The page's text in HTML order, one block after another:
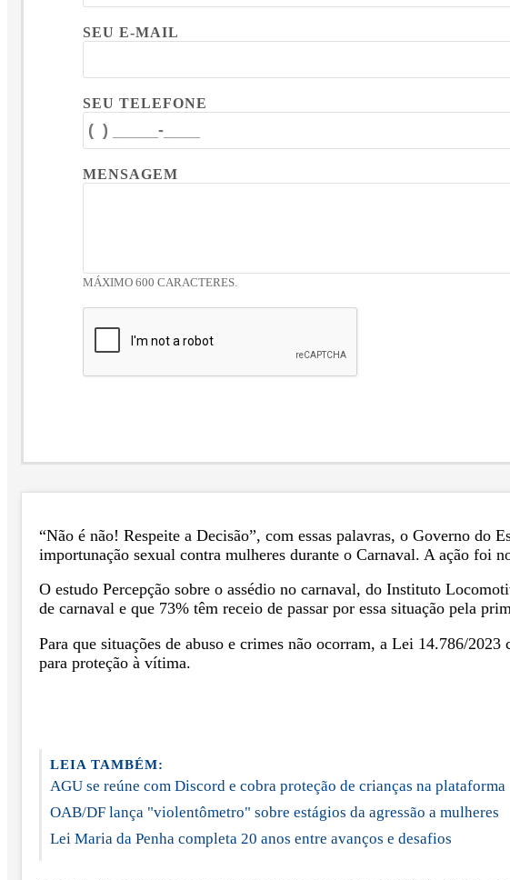
SEU E-MAIL
SEU TELEFONE
MENSAGEM
MÁXIMO 600 CARACTERES.
“Não é não! Respeite a Decisão”, com essas palavras, o Governo do
importunação sexual contra mulheres durante o Carnaval. A ação
O estudo Percepção sobre o assédio no carnaval, do Instituto
de carnaval e que 73% têm receio de passar por essa situação pela
Para que situações de abuso e crimes não ocorram, a Lei 14.786/
para proteção à vítima.
LEIA TAMBÉM:
AGU se reúne com Discord e cobra proteção de crianças na plataforma
OAB/DF lança "violentômetro" sobre estágios da agressão a mulheres
Lei Maria da Penha completa 20 anos entre avanços e desafios